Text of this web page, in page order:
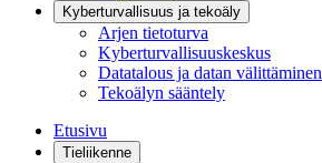
Kyberturvallisuus ja tekoäly
Arjen tietoturva
Kyberturvallisuuskeskus
Datatalous ja datan välittäminen
Tekoälyn sääntely
Etusivu
Tieliikenne